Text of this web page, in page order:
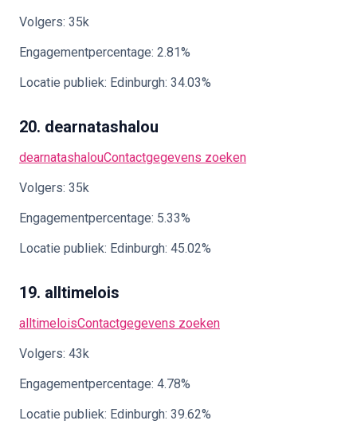
Volgers: 35k
Engagementpercentage: 2.81%
Locatie publiek: Edinburgh: 34.03%
20. dearnatashalou
dearnatashalouContactgegevens zoeken
Volgers: 35k
Engagementpercentage: 5.33%
Locatie publiek: Edinburgh: 45.02%
19. alltimelois
alltimeloisContactgegevens zoeken
Volgers: 43k
Engagementpercentage: 4.78%
Locatie publiek: Edinburgh: 39.62%